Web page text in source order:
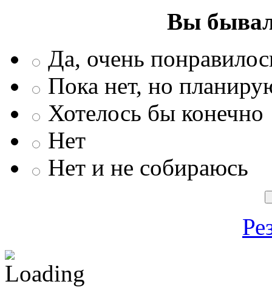
Вы
Да, очень
Пока нет, но
Хотелось бы конечно
Нет
Нет и не собираюсь